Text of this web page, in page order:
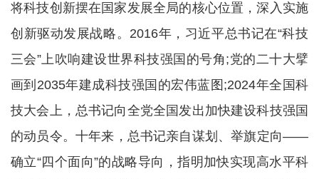
将科技创新摆在国家发展全局的核心位置，深入实施
创新驱动发展战略。2016年，习近平总书记在“科技
三会”上吹响建设世界科技强国的号角;党的二十大擘
画到2035年建成科技强国的宏伟蓝图;2024年全国科
技大会上，总书记向全党全国发出加快建设科技强国
的动员令。十年来，总书记亲自谋划、举旗定向——
确立“四个面向”的战略导向，指明加快实现高水平科